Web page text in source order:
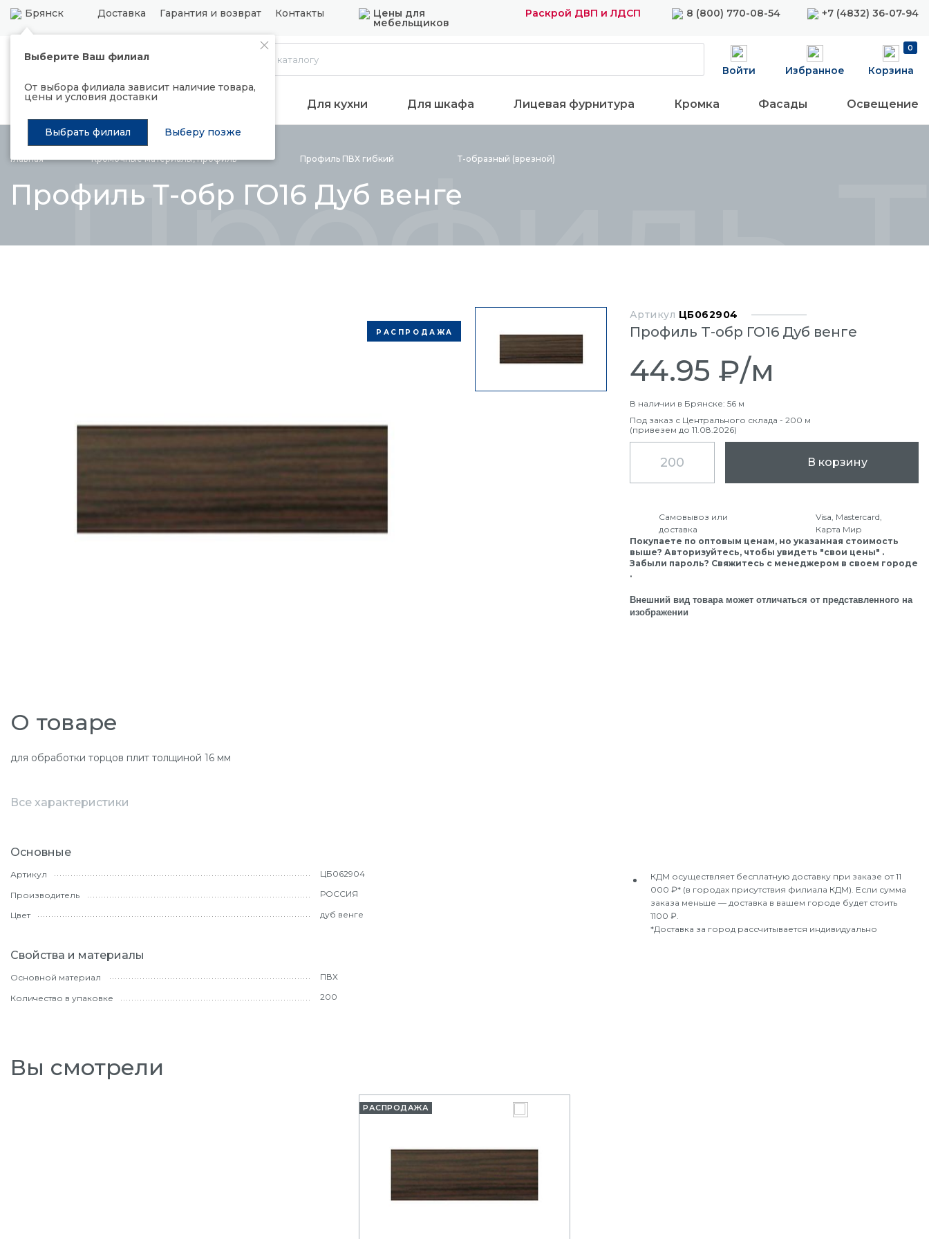
Брянск Доставка Гарантия и возврат Контакты Цены для
мебельщиков
Раскрой ДВП и ЛДСП 8 (800) 770-08-54 +7 (4832) 36-07-94
Выберите Ваш филиал
От выбора филиала зависит наличие товара,
цены и условия доставки
Выбрать филиал Выберу позже
Каталог
Войти Избранное
0
Корзина
Распродажа Подъемные механизмы Для кухни Для шкафа Лицевая фурнитура Кромка Фасады Освещение
Главная Кромочные материалы,профиль Профиль ПВХ гибкий Т-образный (врезной)
Профиль Т-обр ГО16 Дуб венге
Профиль
РАСПРОДАЖА
Артикул ЦБ062904
Профиль Т-обр ГО16 Дуб венге
44.95 ₽/м
В наличии в Брянске: 56 м
Под заказ с Центрального склада - 200 м
(привезем до 11.08.2026)
В корзину
Самовывоз или
доставка
Visa, Mastercard,
Карта Мир
Покупаете по оптовым ценам, но указанная стоимость
выше? Авторизуйтесь, чтобы увидеть "свои цены" .
Забыли пароль? Свяжитесь с менеджером в своем городе
.
Внешний вид товара может отличаться от представленного на
изображении
О товаре
для обработки торцов плит толщиной 16 мм
Все характеристики
Основные
Артикул ЦБ062904
Производитель РОССИЯ
Цвет дуб венге
Свойства и материалы
Основной материал ПВХ
Количество в упаковке 200
КДМ осуществляет бесплатную доставку при заказе от 11
000 ₽* (в городах присутствия филиала КДМ). Если сумма
заказа меньше — доставка в вашем городе будет стоить
1100 ₽.
*Доставка за город рассчитывается индивидуально
Вы смотрели
РАСПРОДАЖА